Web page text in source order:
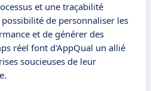
et une traçabilité
de personnaliser les
et de générer des
réel font d'AppQual un allié
soucieuses de leur